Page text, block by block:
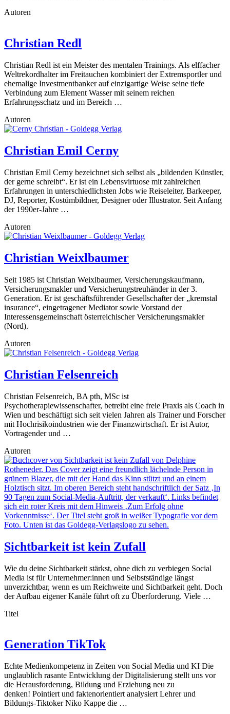
Autoren
Christian Redl
Christian Redl ist ein Meister des mentalen Trainings. Als elffacher
Weltrekordhalter im Freitauchen kombiniert der Extremsportler und
ehemalige Investmentbanker auf einzigartige Weise seine tiefe
Verbindung zum Element Wasser mit seinem reichen
Erfahrungsschatz und im Bereich …
Autoren
Christian Emil Cerny
Christian Emil Cerny bezeichnet sich selbst als „bildenden Künstler,
der gerne schreibt“. Er ist ein Lebensvirtuose mit zahlreichen
Erfahrungen in unterschiedlichsten Jobs wie Reiseleiter, Barkeeper,
DJ, Reporter, Kostümbildner, Designer oder Illustrator. Seit Anfang
der 1990er-Jahre …
Autoren
Christian Weixlbaumer
Seit 1985 ist Christian Weixlbaumer, Versicherungskaufmann,
Versicherungsmakler und Versicherungstreuhänder in der 3.
Generation. Er ist geschäftsführender Gesellschafter der „kremstal
insurance“, eingetragener Mediator sowie Vorstand der
Interessensgemeinschaft österreichischer Versicherungsmakler
(Nord).
Autoren
Christian Felsenreich
Christian Felsenreich, BA pth, MSc ist
Psychotherapiewissenschafter, betreibt eine freie Praxis als Coach in
Wien und beschäftigt sich seit vielen Jahren als Trainer und Forscher
mit Hochrisikoindustrien wie der Finanzwirtschaft. Er ist Autor,
Vortragender und …
Autoren
Sichtbarkeit ist kein Zufall
Wie du deine Sichtbarkeit stärkst, ohne dich zu verbiegen Social
Media ist für Unternehmer:innen und Selbstständige längst
unverzichtbar, wenn es um Reichweite und Sichtbarkeit geht. Doch
der Aufbau eigener Kanäle führt oft zu Überforderung. Viele …
Titel
Generation TikTok
Echte Medienkompetenz in Zeiten von Social Media und KI Die
unglaublich rasante Entwicklung der Digitalisierung stellt uns vor
die Herausforderung, Bildung und Erziehung neu zu
denken! Pointiert und faktenorientiert analysiert Lehrer und
Bildungs-Tiktoker Niko Kappe die …